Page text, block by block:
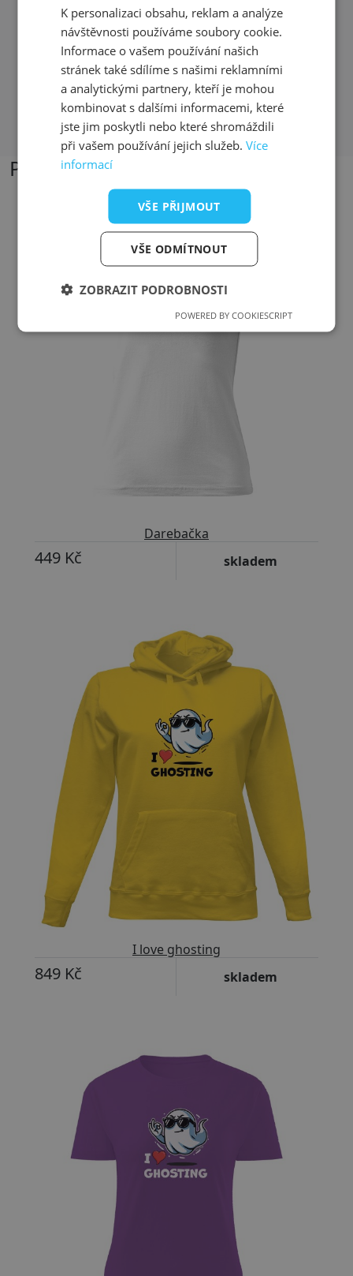
z T-shock mi vyšli vstříc, část zakázky jsem
si vyzvedl osobně asi 30 hod od objednání,
zbytek mi bezplatně poslali
Přečíst další recenze
Podobné produkty
Přizpůsobitelný motiv
Darebačka
449 Kč skladem
I love ghosting
849 Kč skladem
K personalizaci obsahu, reklam a analýze
návštěvnosti používáme soubory cookie.
Informace o vašem používání našich
stránek také sdílíme s našimi reklamními
a analytickými partnery, kteří je mohou
kombinovat s dalšími informacemi, které
jste jim poskytli nebo které shromáždili
při vašem používání jejich služeb.Více
informací
VŠE PŘIJMOUT
VŠE ODMÍTNOUT
ZOBRAZIT PODROBNOSTI
POWERED BY COOKIESCRIPT